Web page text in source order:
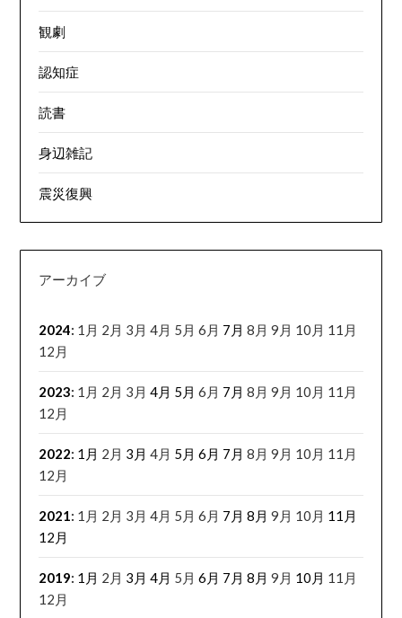
観劇
認知症
読書
身辺雑記
震災復興
アーカイブ
2024: 1月 2月 3月 4月 5月 6月 7月 8月 9月 10月 11月
12月
2023: 1月 2月 3月 4月 5月 6月 7月 8月 9月 10月 11月
12月
2022: 1月 2月 3月 4月 5月 6月 7月 8月 9月 10月 11月
12月
2021: 1月 2月 3月 4月 5月 6月 7月 8月 9月 10月 11月
12月
2019: 1月 2月 3月 4月 5月 6月 7月 8月 9月 10月 11月
12月